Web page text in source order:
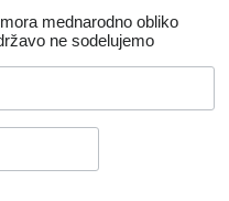
mednarodno obliko
ne sodelujemo